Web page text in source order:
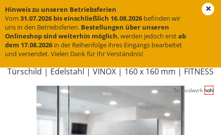
Hinweis zu unseren Betriebsferien
Vom 31.07.2026 bis einschließlich 16.08.2026 befinden wir
uns in den Betriebsferien. Bestellungen über unseren
Onlineshop sind weiterhin möglich, werden jedoch erstab
dem 17.08.2026 in der Reihenfolge ihres Eingangs bearbeitet
und versendet. Vielen Dank für Ihr Verständnis!
« Erster « zurück weiter »
Letzter »
33Artikel in dieser Kategorie
Tür­schild | Edel­stahl | VINOX | 160 x 160 mm | FIT­NESS